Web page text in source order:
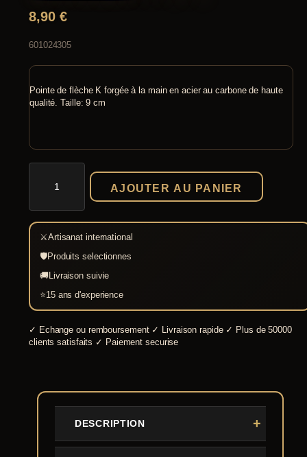
8,90 €
601024305
Pointe de flèche K forgée à la main en acier au carbone de haute
qualité. Taille: 9 cm
quantité
K
AJOUTER AU PANIER
⚔Artisanat international
🛡Produits selectionnes
🚚Livraison suivie
⭐15 ans d'experience
✓ Echange ou remboursement ✓ Livraison rapide ✓ Plus de 50000
clients satisfaits ✓ Paiement securise
DESCRIPTION